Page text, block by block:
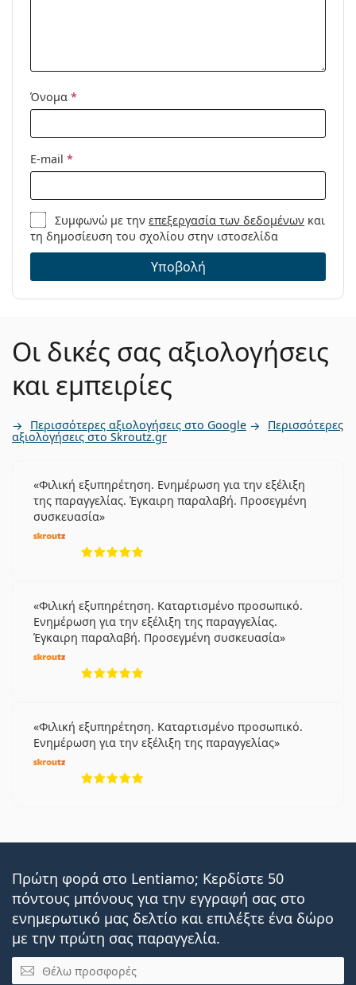
συνταγή:
Όνομα *
E-mail *
Συμφωνώ με τηνεπεξεργασία των δεδομένων και
τη δημοσίευση του σχολίου στην ιστοσελίδα
Υποβολή
Οι δικές σας αξιολογήσεις
και εμπειρίες
Περισσότερες αξιολογήσεις στο Google Περισσότερες
αξιολογήσεις στο Skroutz.gr
Φιλική εξυπηρέτηση. Ενημέρωση για την εξέλιξη
της παραγγελίας. Έγκαιρη παραλαβή. Προσεγμένη
συσκευασία
Φιλική εξυπηρέτηση. Καταρτισμένο προσωπικό.
Ενημέρωση για την εξέλιξη της παραγγελίας.
Έγκαιρη παραλαβή. Προσεγμένη συσκευασία
Φιλική εξυπηρέτηση. Καταρτισμένο προσωπικό.
Ενημέρωση για την εξέλιξη της παραγγελίας
Πρώτη φορά στο Lentiamo; Κερδίστε 50
πόντους μπόνους για την εγγραφή σας στο
ενημερωτικό μας δελτίο και επιλέξτε ένα δώρο
με την πρώτη σας παραγγελία.
Email